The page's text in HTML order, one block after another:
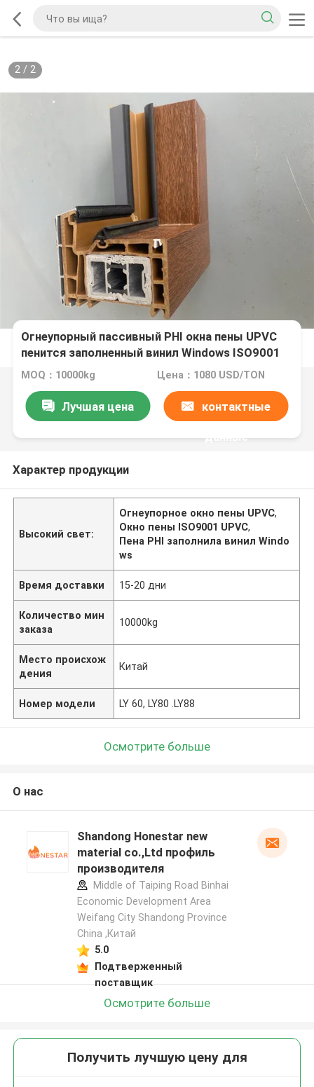
2/ 2
Огнеупорный пассивный PHI окна пены UPVC
пенится заполненный винил Windows ISO9001
MOQ：10000kg Цена：1080 USD/TON
Лучшая цена контактные
данные
Характер продукции
Высокий свет:
Огнеупорное окно пены UPVC,
Окно пены ISO9001 UPVC,
Пена PHI заполнила винил Windo
ws
Время доставки 15-20 дни
Количество мин
заказа
10000kg
Место происхож
дения
Китай
Номер модели LY 60, LY80 .LY88
Осмотрите больше
О нас
Shandong Honestar new
material co.,Ltd профиль
производителя
Middle of Taiping Road Binhai
Economic Development Area
Weifang City Shandong Province
China ,Китай
5.0
Подтверженный
поставщик
Осмотрите больше
Получить лучшую цену для